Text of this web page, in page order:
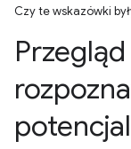
Czy te wskazówki
Przegląd